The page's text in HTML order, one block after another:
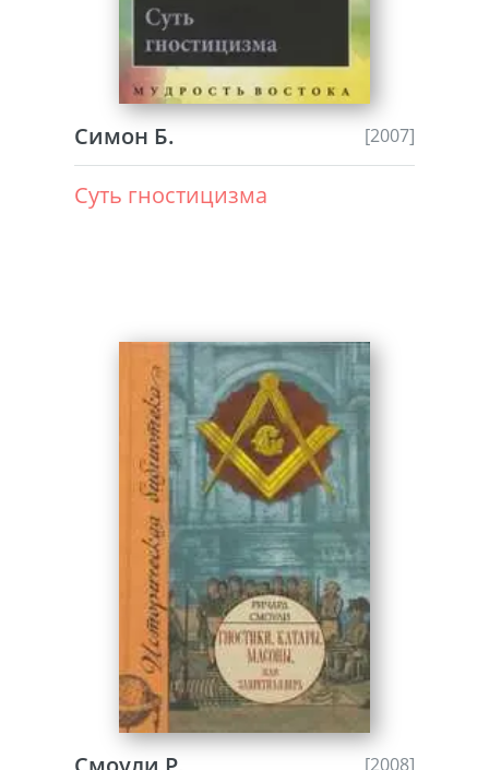
Симон Б. [2007]
Суть гностицизма
[2008]